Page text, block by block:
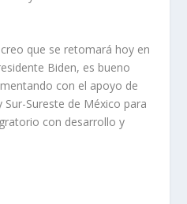
que se retomará hoy en
Biden, es bueno
con el apoyo de
Sureste de México para
con desarrollo y